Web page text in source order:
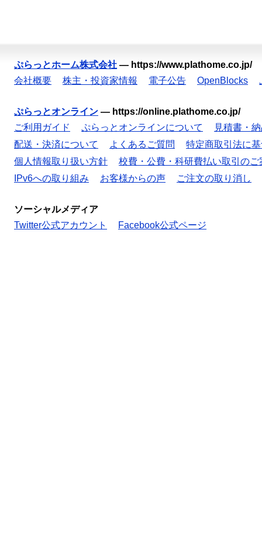
ぷらっとホーム株式会社 — https://www.plathome.co.jp/
会社概要
株主・投資家情報 電子公告 OpenBlocks
ぷらっとオンライン — https://online.plathome.co.jp/
ご利用ガイド
ぷらっとオンラインについて
見積書・
配送・決済について
よくあるご質問
特定商取引法に
個人情報取り扱い方針
校費・公費・科研費払い取引のご
IPv6への取り組み
お客様からの声 ご注文の取り消し
ソーシャルメディア
Twitter公式アカウント
Facebook公式ページ